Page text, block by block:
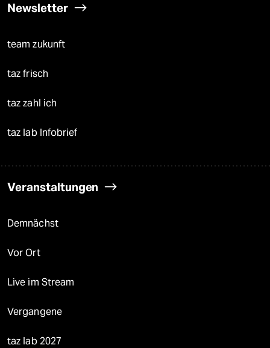
Newsletter
team zukunft
taz frisch
taz zahl ich
taz lab Infobrief
Veranstaltungen
Demnächst
Vor Ort
Live im Stream
Vergangene
taz lab 2027